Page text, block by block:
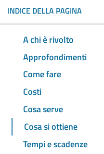
INDICE DELLA PAGINA
A chi è rivolto
Approfondimenti
Come fare
Costi
Cosa serve
Cosa si ottiene
Tempi e scadenze